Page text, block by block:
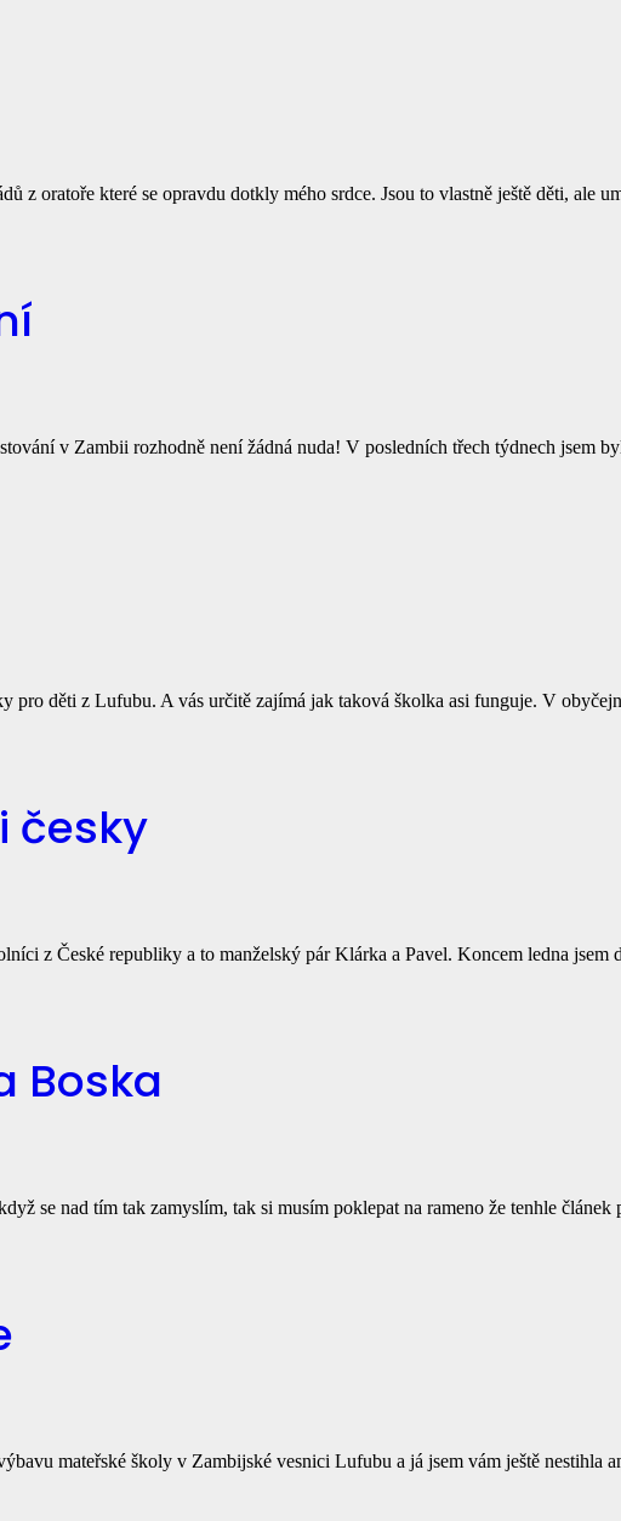
z oratoře které se opravdu dotkly mého srdce. Jsou to vlastně ještě děti, ale
v Zambii rozhodně není žádná nuda! V posledních třech týdnech jsem
pro děti z Lufubu. A vás určitě zajímá jak taková školka asi funguje. V
česky
z České republiky a to manželský pár Klárka a Pavel. Koncem ledna jsem
Boska
se nad tím tak zamyslím, tak si musím poklepat na rameno že tenhle článek
mateřské školy v Zambijské vesnici Lufubu a já jsem vám ještě nestihla